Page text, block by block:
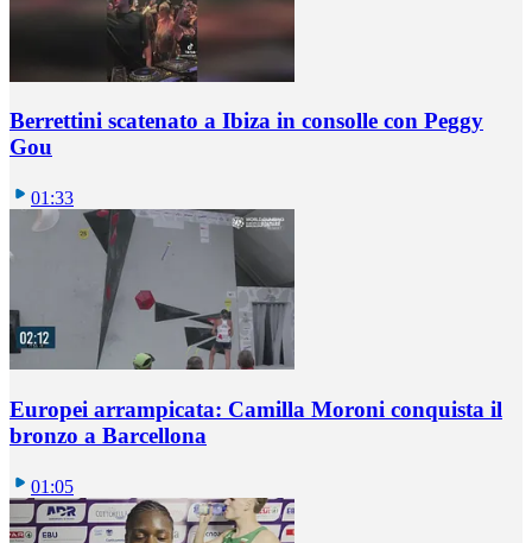
Berrettini scatenato a Ibiza in consolle con Peggy
Gou
01:33
Europei arrampicata: Camilla Moroni conquista il
bronzo a Barcellona
01:05